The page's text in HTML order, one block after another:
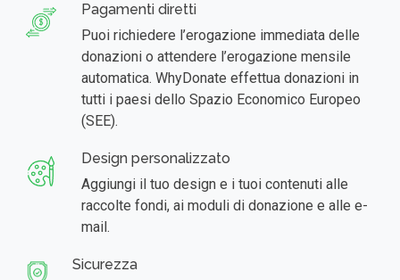
Pagamenti diretti
Puoi richiedere l’erogazione immediata delle
donazioni o attendere l’erogazione mensile
automatica. WhyDonate effettua donazioni in
tutti i paesi dello Spazio Economico Europeo
(SEE).
Design personalizzato
Aggiungi il tuo design e i tuoi contenuti alle
raccolte fondi, ai moduli di donazione e alle e-
mail.
Sicurezza